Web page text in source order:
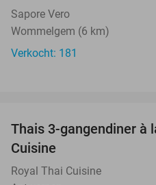
Sapore Vero
Wommelgem (6 km)
Verkocht: 181
Thais 3-gangendiner à
Cuisine
Royal Thai Cuisine